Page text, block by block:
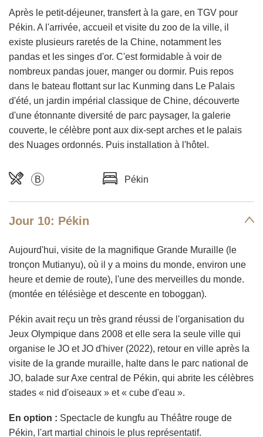
Après le petit-déjeuner, transfert à la gare, en TGV pour
Pékin. A l'arrivée, accueil et visite du zoo de la ville, il
existe plusieurs raretés de la Chine, notamment les
pandas et les singes d'or. C'est formidable à voir de
nombreux pandas jouer, manger ou dormir. Puis repos
dans le bateau flottant sur lac Kunming dans Le Palais
d'été, un jardin impérial classique de Chine, découverte
d'une étonnante diversité de parc paysager, la galerie
couverte, le célèbre pont aux dix-sept arches et le palais
des Nuages ordonnés. Puis installation à l'hôtel.
B Pékin
Jour 10: Pékin
Aujourd'hui, visite de la magnifique Grande Muraille (le
tronçon Mutianyu), où il y a moins du monde, environ une
heure et demie de route), l'une des merveilles du monde.
(montée en télésiège et descente en toboggan).
Pékin avait reçu un très grand réussi de l'organisation du
Jeux Olympique dans 2008 et elle sera la seule ville qui
organise le JO et JO d'hiver (2022), retour en ville après la
visite de la grande muraille, halte dans le parc national de
JO, balade sur Axe central de Pékin, qui abrite les célèbres
stades « nid d'oiseaux » et « cube d'eau ».
En option : Spectacle de kungfu au Théâtre rouge de
Pékin, l'art martial chinois le plus représentatif.